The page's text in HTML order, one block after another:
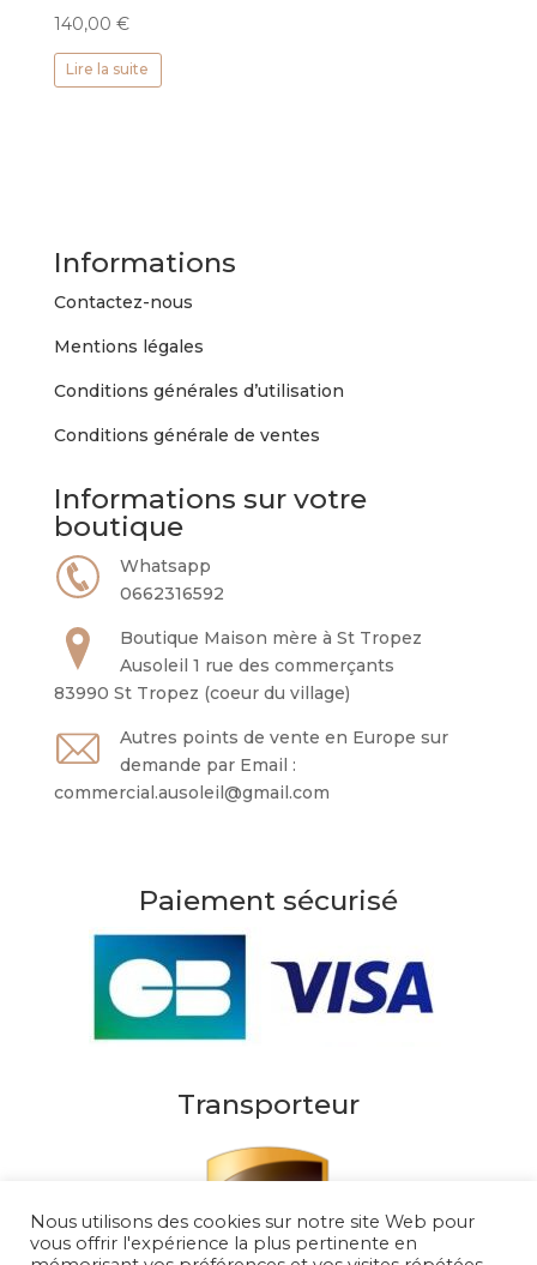
140,00 €
Lire la suite
Informations
Contactez-nous
Mentions légales
Conditions générales d’utilisation
Conditions générale de ventes
Informations sur votre
boutique
Whatsapp
0662316592
Boutique Maison mère à St Tropez
Ausoleil 1 rue des commerçants
83990 St Tropez (coeur du village)
Autres points de vente en Europe sur
demande par Email :
commercial.ausoleil@gmail.com
Paiement sécurisé
Transporteur
Nous utilisons des cookies sur notre site Web pour
vous offrir l'expérience la plus pertinente en